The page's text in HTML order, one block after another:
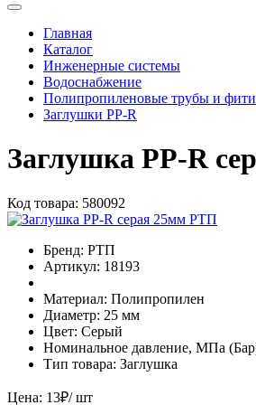
Главная
Каталог
Инженерные системы
Водоснабжение
Полипропиленовые трубы и
Заглушки PP-R
Заглушка РР-R
Код товара: 580092
Бренд: РТП
Артикул: 18193
Материал: Полипропилен
Диаметр: 25 мм
Цвет: Серый
Номинальное давление, МПа
Тип товара: Заглушка
Цена: 13₽/ шт